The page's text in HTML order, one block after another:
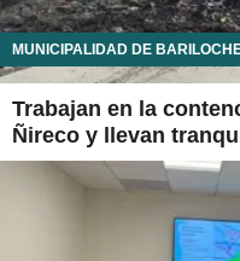
MUNICIPALIDAD DE
Trabajan en la
Ñireco y llevan